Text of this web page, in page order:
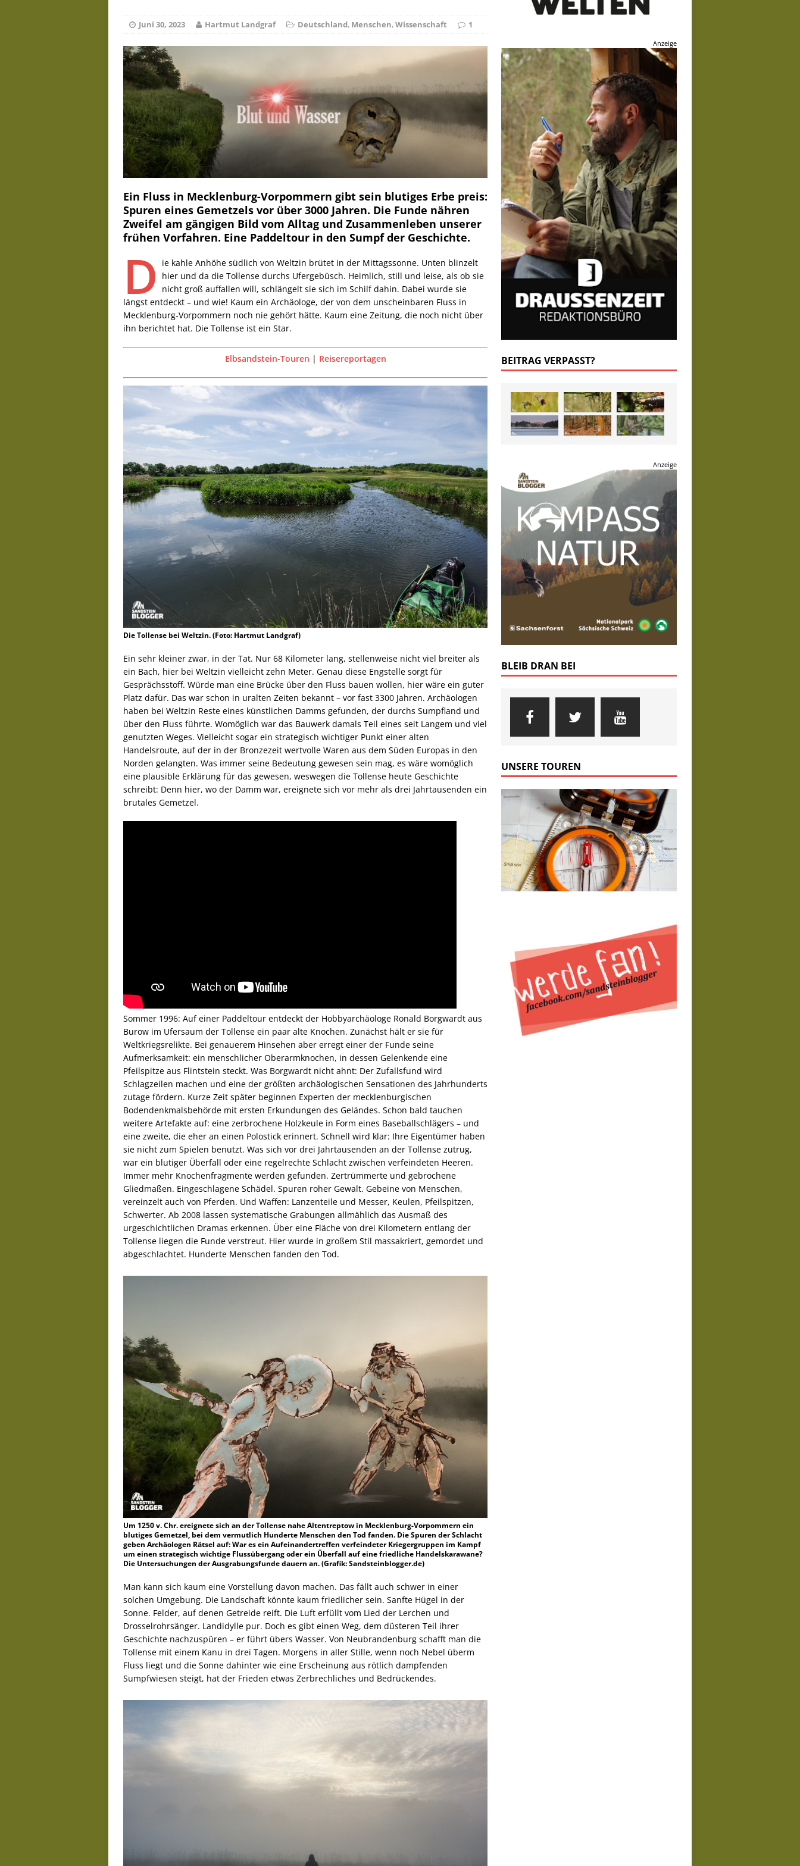
Die Elfenkönigin NATUR
Juni 30, 2023 Hartmut Landgraf Deutschland, Menschen,Wissenschaft 1
Ein Fluss in Mecklenburg-Vorpommern gibt sein blutiges Erbe preis:
Spuren eines Gemetzels vor über 3000 Jahren. Die Funde nähren
Zweifel am gängigen Bild vom Alltag und Zusammenleben unserer
frühen Vorfahren. Eine Paddeltour in den Sumpf der Geschichte.
D
ie kahle Anhöhe südlich von Weltzin brütet in der Mittagssonne. Unten blinzelt
hier und da die Tollense durchs Ufergebüsch. Heimlich, still und leise, als ob sie
nicht groß auffallen will, schlängelt sie sich im Schilf dahin. Dabei wurde sie
längst entdeckt – und wie! Kaum ein Archäologe, der von dem unscheinbaren Fluss in
Mecklenburg-Vorpommern noch nie gehört hätte. Kaum eine Zeitung, die noch nicht über
ihn berichtet hat. Die Tollense ist ein Star.
Elbsandstein-Touren | Reisereportagen
Die Tollense bei Weltzin. (Foto: Hartmut Landgraf)
Ein sehr kleiner zwar, in der Tat. Nur 68 Kilometer lang, stellenweise nicht viel breiter als
ein Bach, hier bei Weltzin vielleicht zehn Meter. Genau diese Engstelle sorgt für
Gesprächsstoff. Würde man eine Brücke über den Fluss bauen wollen, hier wäre ein guter
Platz dafür. Das war schon in uralten Zeiten bekannt – vor fast 3300 Jahren. Archäologen
haben bei Weltzin Reste eines künstlichen Damms gefunden, der durchs Sumpfland und
über den Fluss führte. Womöglich war das Bauwerk damals Teil eines seit Langem und viel
genutzten Weges. Vielleicht sogar ein strategisch wichtiger Punkt einer alten
Handelsroute, auf der in der Bronzezeit wertvolle Waren aus dem Süden Europas in den
Norden gelangten. Was immer seine Bedeutung gewesen sein mag, es wäre womöglich
eine plausible Erklärung für das gewesen, weswegen die Tollense heute Geschichte
schreibt: Denn hier, wo der Damm war, ereignete sich vor mehr als drei Jahrtausenden ein
brutales Gemetzel.
Sommer 1996: Auf einer Paddeltour entdeckt der Hobbyarchäologe Ronald Borgwardt aus
Burow im Ufersaum der Tollense ein paar alte Knochen. Zunächst hält er sie für
Weltkriegsrelikte. Bei genauerem Hinsehen aber erregt einer der Funde seine
Aufmerksamkeit: ein menschlicher Oberarmknochen, in dessen Gelenkende eine
Pfeilspitze aus Flintstein steckt. Was Borgwardt nicht ahnt: Der Zufallsfund wird
Schlagzeilen machen und eine der größten archäologischen Sensationen des Jahrhunderts
zutage fördern. Kurze Zeit später beginnen Experten der mecklenburgischen
Bodendenkmalsbehörde mit ersten Erkundungen des Geländes. Schon bald tauchen
weitere Artefakte auf: eine zerbrochene Holzkeule in Form eines Baseballschlägers – und
eine zweite, die eher an einen Polostick erinnert. Schnell wird klar: Ihre Eigentümer haben
sie nicht zum Spielen benutzt. Was sich vor drei Jahrtausenden an der Tollense zutrug,
war ein blutiger Überfall oder eine regelrechte Schlacht zwischen verfeindeten Heeren.
Immer mehr Knochenfragmente werden gefunden. Zertrümmerte und gebrochene
Gliedmaßen. Eingeschlagene Schädel. Spuren roher Gewalt. Gebeine von Menschen,
vereinzelt auch von Pferden. Und Waffen: Lanzenteile und Messer, Keulen, Pfeilspitzen,
Schwerter. Ab 2008 lassen systematische Grabungen allmählich das Ausmaß des
urgeschichtlichen Dramas erkennen. Über eine Fläche von drei Kilometern entlang der
Tollense liegen die Funde verstreut. Hier wurde in großem Stil massakriert, gemordet und
abgeschlachtet. Hunderte Menschen fanden den Tod.
Um 1250 v. Chr. ereignete sich an der Tollense nahe Altentreptow in Mecklenburg-Vorpommern ein
blutiges Gemetzel, bei dem vermutlich Hunderte Menschen den Tod fanden. Die Spuren der Schlacht
geben Archäologen Rätsel auf: War es ein Aufeinandertreffen verfeindeter Kriegergruppen im Kampf
um einen strategisch wichtige Flussübergang oder ein Überfall auf eine friedliche Handelskarawane?
Die Untersuchungen der Ausgrabungsfunde dauern an. (Grafik: Sandsteinblogger.de)
Man kann sich kaum eine Vorstellung davon machen. Das fällt auch schwer in einer
solchen Umgebung. Die Landschaft könnte kaum friedlicher sein. Sanfte Hügel in der
Sonne. Felder, auf denen Getreide reift. Die Luft erfüllt vom Lied der Lerchen und
Drosselrohrsänger. Landidylle pur. Doch es gibt einen Weg, dem düsteren Teil ihrer
Geschichte nachzuspüren – er führt übers Wasser. Von Neubrandenburg schafft man die
Tollense mit einem Kanu in drei Tagen. Morgens in aller Stille, wenn noch Nebel überm
Fluss liegt und die Sonne dahinter wie eine Erscheinung aus rötlich dampfenden
Sumpfwiesen steigt, hat der Frieden etwas Zerbrechliches und Bedrückendes.
Anzeige
BEITRAG VERPASST?
Anzeige
BLEIB DRAN BEI
UNSERE TOUREN